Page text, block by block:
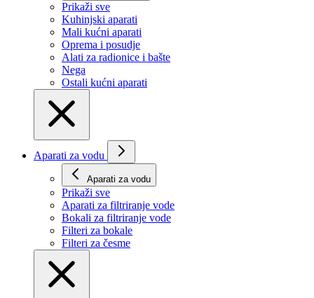
Prikaži svе
Kuhinjski aparati
Mali kućni aparati
Oprema i posudje
Alati za radionice i bašte
Nega
Ostali kućni aparati
Aparati za vodu
Aparati za vodu
Prikaži svе
Aparati za filtriranje vode
Bokali za filtriranje vode
Filteri za bokale
Filteri za česme